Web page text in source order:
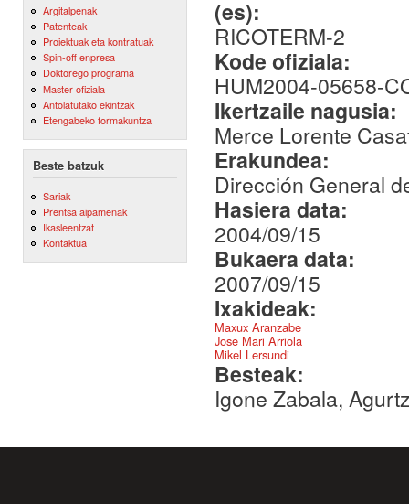
Argitalpenak
Patenteak
Proiektuak eta kontratuak
Spin-off enpresa
Doktorego programa
Master ofiziala
Antolatutako ekintzak
Etengabeko formakuntza
Beste batzuk
Sariak
Prentsa aipamenak
Ikasleentzat
Kontaktua
(es):
RICOTERM-2
Kode ofiziala:
HUM2004-05658-
Ikertzaile nagusia:
Merce Lorente
Erakundea:
Dirección General
Hasiera data:
2004/09/15
Bukaera data:
2007/09/15
Ixakideak:
Maxux Aranzabe
Jose Mari Arriola
Mikel Lersundi
Besteak:
Igone Zabala,